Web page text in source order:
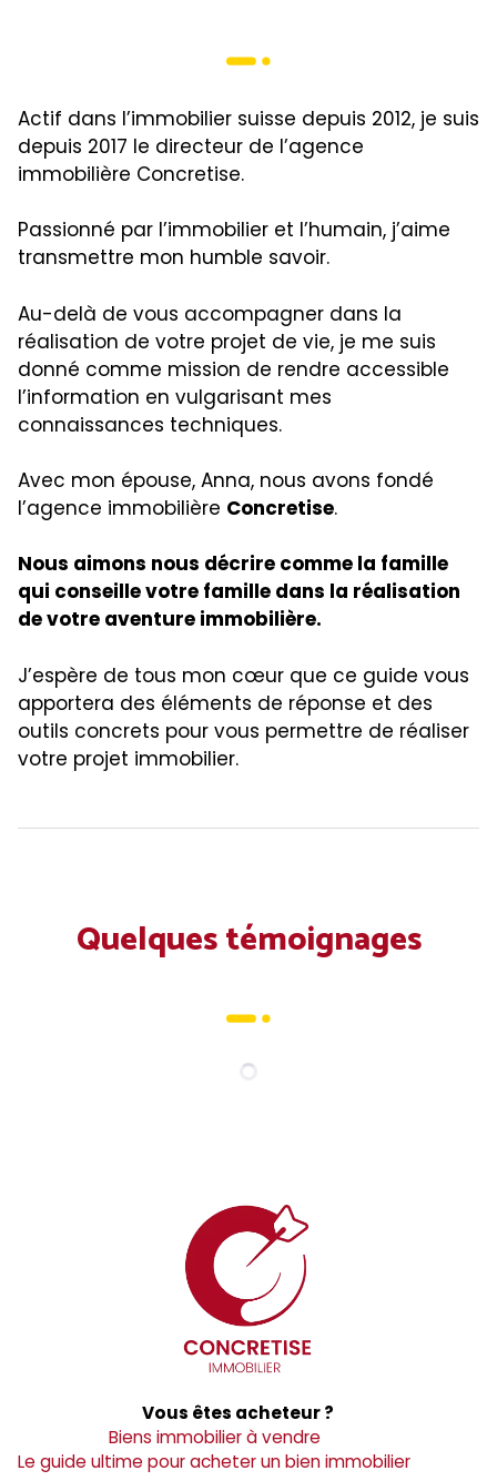
Actif dans l’immobilier suisse depuis 2012, je suis
depuis 2017 le directeur de l’agence
immobilière Concretise.
Passionné par l’immobilier et l’humain, j’aime
transmettre mon humble savoir.
Au-delà de vous accompagner dans la
réalisation de votre projet de vie, je me suis
donné comme mission de rendre accessible
l’information en vulgarisant mes
connaissances techniques.
Avec mon épouse, Anna, nous avons fondé
l’agence immobilière Concretise.
Nous aimons nous décrire comme la famille
qui conseille votre famille dans la réalisation
de votre aventure immobilière.
J’espère de tous mon cœur que ce guide vous
apportera des éléments de réponse et des
outils concrets pour vous permettre de réaliser
votre projet immobilier.
Quelques témoignages
Vous êtes acheteur ?
Biens immobilier à vendre
Le guide ultime pour acheter un bien immobilier